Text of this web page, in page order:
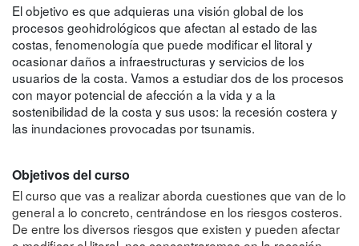
El objetivo es que adquieras una visión global de los
procesos geohidrológicos que afectan al estado de las
costas, fenomenología que puede modificar el litoral y
ocasionar daños a infraestructuras y servicios de los
usuarios de la costa. Vamos a estudiar dos de los procesos
con mayor potencial de afección a la vida y a la
sostenibilidad de la costa y sus usos: la recesión costera y
las inundaciones provocadas por tsunamis.
Objetivos del curso
El curso que vas a realizar aborda cuestiones que van de lo
general a lo concreto, centrándose en los riesgos costeros.
De entre los diversos riesgos que existen y pueden afectar